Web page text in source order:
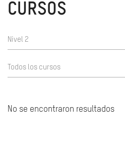
CURSOS
Nivel 2
Todos los cursos
No se encontraron resultados